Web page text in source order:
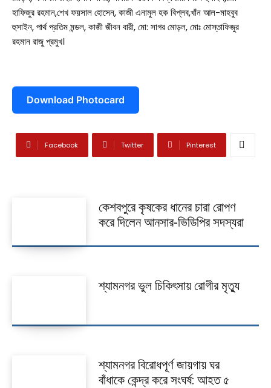
সারাদেশ
আশাশুনি
দেবহাটা তালা
কালিগঞ্জ
বিনোদন
হাফিজুর রহমান,শেখ ফয়সাল হোসেন, কাজী এনামুল হক বিপ্লব,খাঁন আল-মাহবুব
হুসাইন, পার্থ প্রতিম মন্ডল, কাজী জীবন বারী, মো: সাগর মোড়ল, মোঃ মোস্তাফিজুর
রহমান রাজু প্রমুখ।
Download Photocard
Facebook Twitter Pinterest
কেশবপুরে কৃষকের ধানের চারা রোপণ
করে দিলেন আনসার-ভিডিপির সদস্যরা
শ্যামনগর ভুল চিকিৎসায় রোগীর মৃত্যু
শ্যামনগর বিরোধপূর্ণ জায়গায় ঘর
বাঁধাকে কেন্দ্র করে সংঘর্ষ: আহত ৫